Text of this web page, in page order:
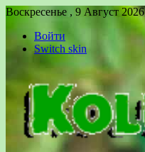
Воскресенье , 9 Август 2026
Войти
Switch skin